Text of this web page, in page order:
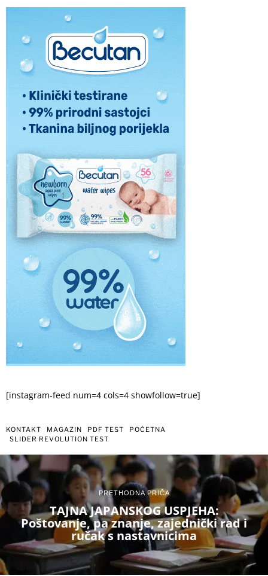
[instagram-feed num=4 cols=4 showfollow=true]
KONTAKT MAGAZIN PDF TEST
POČETNA
SLIDER REVOLUTION TEST
PRETHODNA PRIČA
TAJNA JAPANSKOG USPJEHA:
Poštovanje, pa znanje, zajednički rad i
ručak s nastavnicima